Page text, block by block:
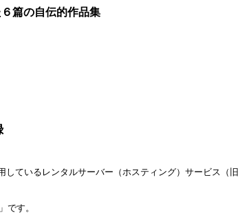
篇の自伝的作品集
しているレンタルサーバー（ホスティング）サービス（旧
です。